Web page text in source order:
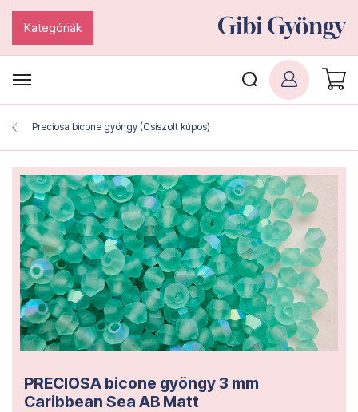
Kategóriák
Preciosa bicone gyöngy (Csiszolt kúpos)
PRECIOSA bicone gyöngy 3 mm
Caribbean Sea AB Matt